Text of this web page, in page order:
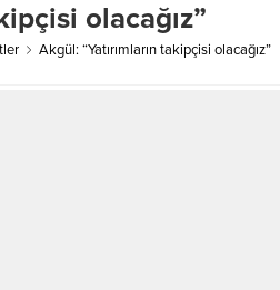
olacağız”
Akgül: “Yatırımların takipçisi olacağız”